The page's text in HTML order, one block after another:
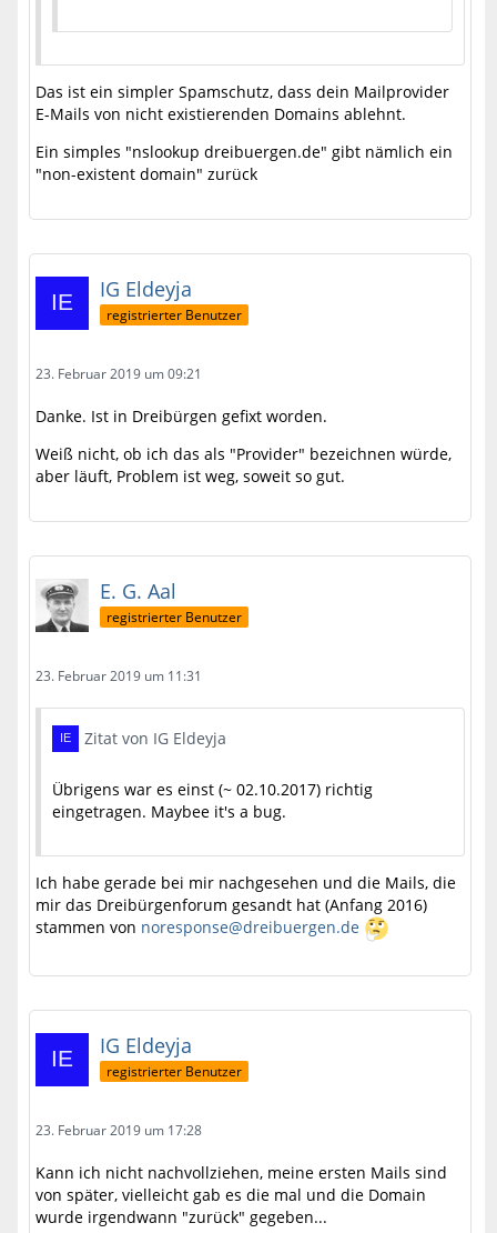
Das ist ein simpler Spamschutz, dass dein Mailprovider
E-Mails von nicht existierenden Domains ablehnt.
Ein simples "nslookup dreibuergen.de" gibt nämlich ein
"non-existent domain" zurück
IG Eldeyja
registrierter Benutzer
23. Februar 2019 um 09:21
Danke. Ist in Dreibürgen gefixt worden.
Weiß nicht, ob ich das als "Provider" bezeichnen würde,
aber läuft, Problem ist weg, soweit so gut.
E. G. Aal
registrierter Benutzer
23. Februar 2019 um 11:31
Zitat von IG Eldeyja
Übrigens war es einst (~ 02.10.2017) richtig
eingetragen. Maybee it's a bug.
Ich habe gerade bei mir nachgesehen und die Mails, die
mir das Dreibürgenforum gesandt hat (Anfang 2016)
stammen von noresponse@dreibuergen.de
IG Eldeyja
registrierter Benutzer
23. Februar 2019 um 17:28
Kann ich nicht nachvollziehen, meine ersten Mails sind
von später, vielleicht gab es die mal und die Domain
wurde irgendwann "zurück" gegeben...